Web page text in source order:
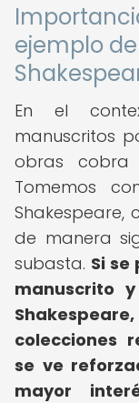
ejemplo
En el
manuscritos
obras cobra
Tomemos
Shakespeare,
de manera
subasta. Si
manuscrito
colecciones
se ve
mayor